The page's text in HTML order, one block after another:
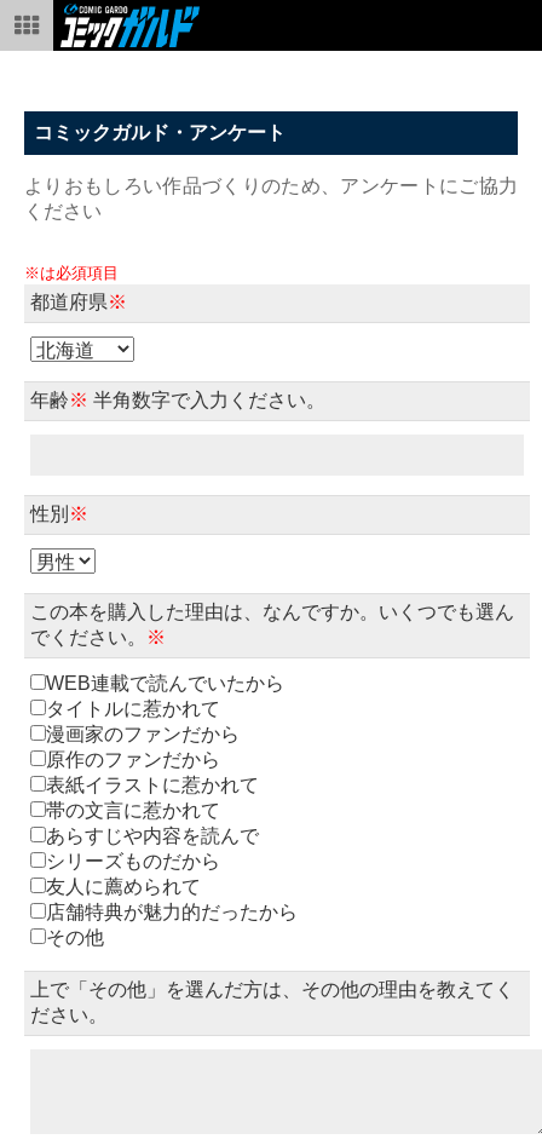
コミックガルド・アンケート
よりおもしろい作品づくりのため、アンケートにご協力
ください
※は必須項目
都道府県※
年齢※ 半角数字で入力ください。
性別 ※
この本を購入した理由は、なんですか。いくつでも選ん
でください。
※
WEB連載で読んでいたから
タイトルに惹かれて
漫画家のファンだから
原作のファンだから
表紙イラストに惹かれて
帯の文言に惹かれて
あらすじや内容を読んで
シリーズものだから
友人に薦められて
店舗特典が魅力的だったから
その他
上で「その他」を選んだ方は、その他の理由を教えてく
ださい。